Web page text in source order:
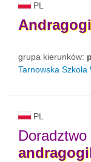
PL
grupa kierunków:
Tarnowska Szkoła
PL